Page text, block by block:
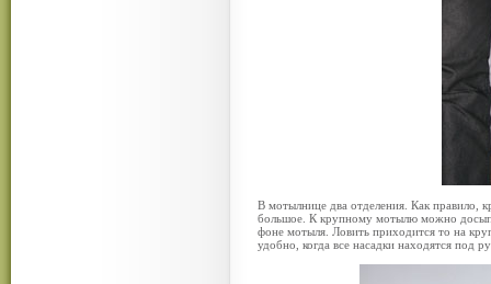
В мотылнице два отделения. Как правило,
большое. К крупному мотылю можно
фоне мотыля. Ловить приходится то на
удобно, когда все насадки находятся под